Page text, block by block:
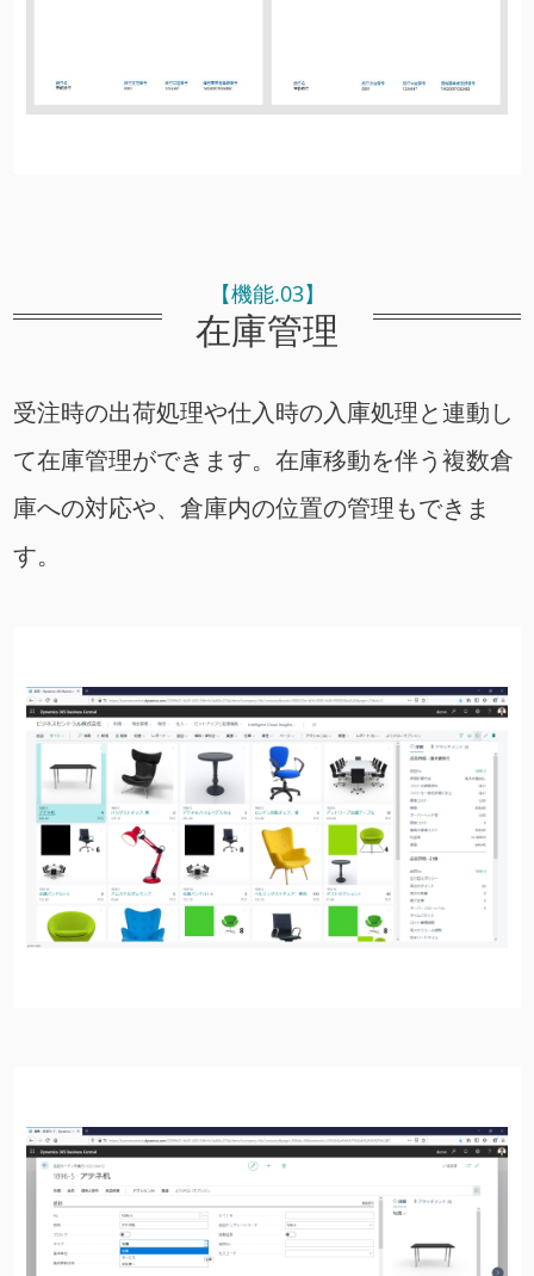
【機能.03】
在庫管理
受注時の出荷処理や仕入時の入庫処理と連動し
て在庫管理ができます。在庫移動を伴う複数倉
庫への対応や、倉庫内の位置の管理もできま
す。